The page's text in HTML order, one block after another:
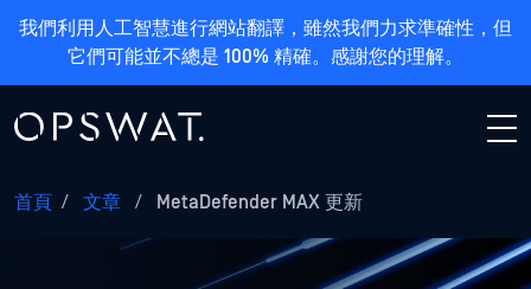
我們利用人工智慧進行網站翻譯，雖然我們力求準確性，但
它們可能並不總是 100% 精確。感謝您的理解。
首頁 / 文章 / MetaDefender MAX 更新